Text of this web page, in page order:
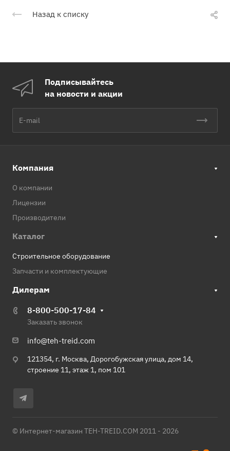
Назад к списку
Подписывайтесь
на новости и акции
Компания
О компании
Лицензии
Производители
Каталог
Строительное оборудование
Запчасти и комплектующие
Дилерам
8-800-500-17-84
Заказать звонок
info@teh-treid.com
121354, г. Москва, Дорогобужская улица, дом 14,
строение 11, этаж 1, пом 101
© Интернет-магазин TEH-TREID.COM 2011 - 2026